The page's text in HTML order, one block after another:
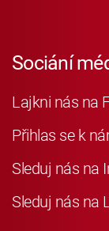
Sociání
Lajkni nás na
Přihlas se k
Sleduj nás na
Sleduj nás na